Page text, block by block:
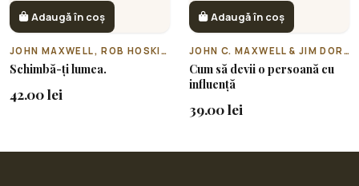
Adaugă în coș
JOHN MAXWELL, ROB HOSKINS
Schimbă-ți lumea.
42.00 lei
Adaugă în coș
JOHN C. MAXWELL & JIM DORNAN
Cum să devii o persoană cu
influență
39.00 lei